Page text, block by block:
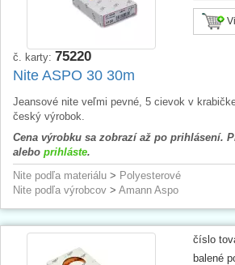
č. karty: 75220
Nite ASPO 30 30m
Jeansové nite veľmi pevné, 5 cievok v
český výrobok.
Cena výrobku sa zobrazí až po prihlásení.
alebo prihláste.
Nite podľa materiálu > Polyesterové
Nite podľa výrobcov > Amann Aspo
číslo
balené